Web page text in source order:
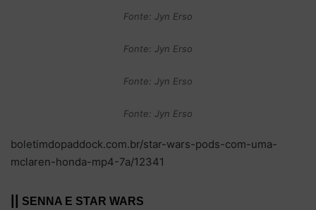
Fonte: Jyn Erso
Fonte: Jyn Erso
Fonte: Jyn Erso
Fonte: Jyn Erso
boletimdopaddock.com.br/star-wars-pods-com-uma-
mclaren-honda-mp4-7a/12341
SENNA E STAR WARS